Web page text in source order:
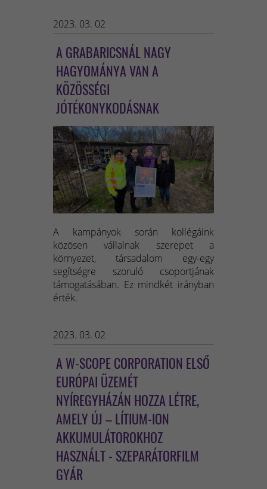
2023. 03. 02
A GRABARICSNÁL NAGY
HAGYOMÁNYA VAN A
KÖZÖSSÉGI
JÓTÉKONYKODÁSNAK
A kampányok során kollégáink
közösen vállalnak szerepet a
környezet, társadalom egy-egy
segítségre szoruló csoportjának
támogatásában. Ez mindkét irányban
érték.
2023. 03. 02
A W-SCOPE CORPORATION ELSŐ
EURÓPAI ÜZEMÉT
NYÍREGYHÁZÁN HOZZA LÉTRE,
AMELY ÚJ – LÍTIUM-ION
AKKUMULÁTOROKHOZ
HASZNÁLT - SZEPARÁTORFILM
GYÁR